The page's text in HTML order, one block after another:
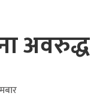
अवरुद्ध